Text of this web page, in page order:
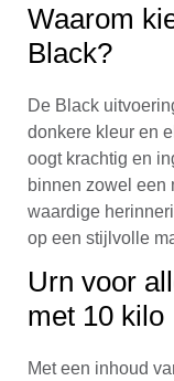
Waarom
Black?
De Black
donkere kleur en
oogt krachtig en
binnen zowel een
waardige
op een stijlvolle
Urn voor
met 10 kilo
Met een inhoud